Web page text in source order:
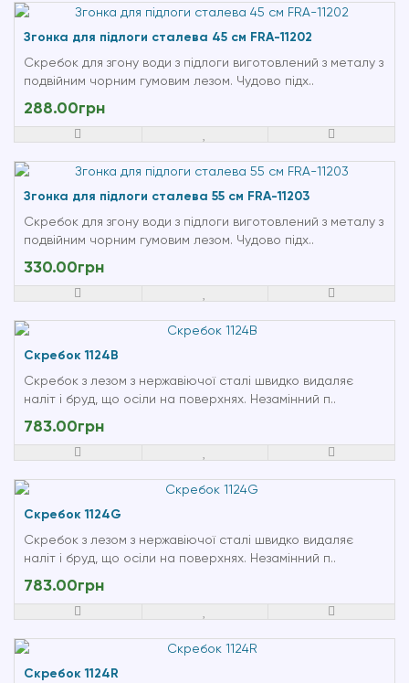
Згонка для підлоги сталева 45 см FRA-11202
Скребок для згону води з підлоги виготовлений з металу з
подвійним чорним гумовим лезом. Чудово підх..
288.00грн
Згонка для підлоги сталева 55 см FRA-11203
Скребок для згону води з підлоги виготовлений з металу з
подвійним чорним гумовим лезом. Чудово підх..
330.00грн
Скребок 1124B
Скребок з лезом з нержавіючої сталі швидко видаляє
наліт і бруд, що осіли на поверхнях. Незамінний п..
783.00грн
Скребок 1124G
Скребок з лезом з нержавіючої сталі швидко видаляє
наліт і бруд, що осіли на поверхнях. Незамінний п..
783.00грн
Скребок 1124R